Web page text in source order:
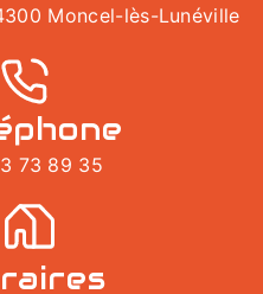
Moncel-lès-Lunéville
73 89 35